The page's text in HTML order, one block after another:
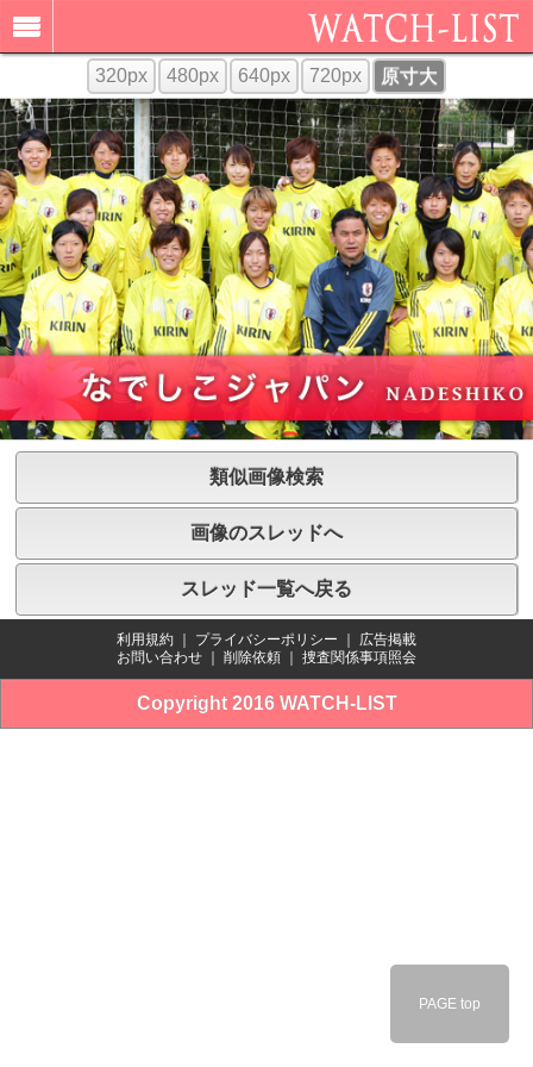
320px 480px 640px 720px 原寸大
類似画像検索
画像のスレッドへ
スレッド一覧へ戻る
利用規約 プライバシーポリシー
広告掲載
お問い合わせ
削除依頼 捜査関係事項照会
Copyright 2016 WATCH-LIST
PAGE top